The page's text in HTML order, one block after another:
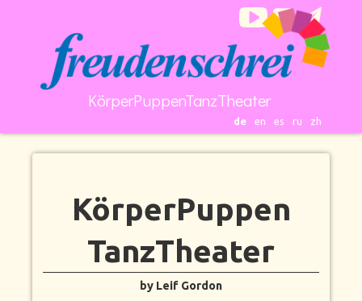
KörperPuppenTanzTheater
de en es ru zh
KörperPuppen
TanzTheater
by Leif Gordon